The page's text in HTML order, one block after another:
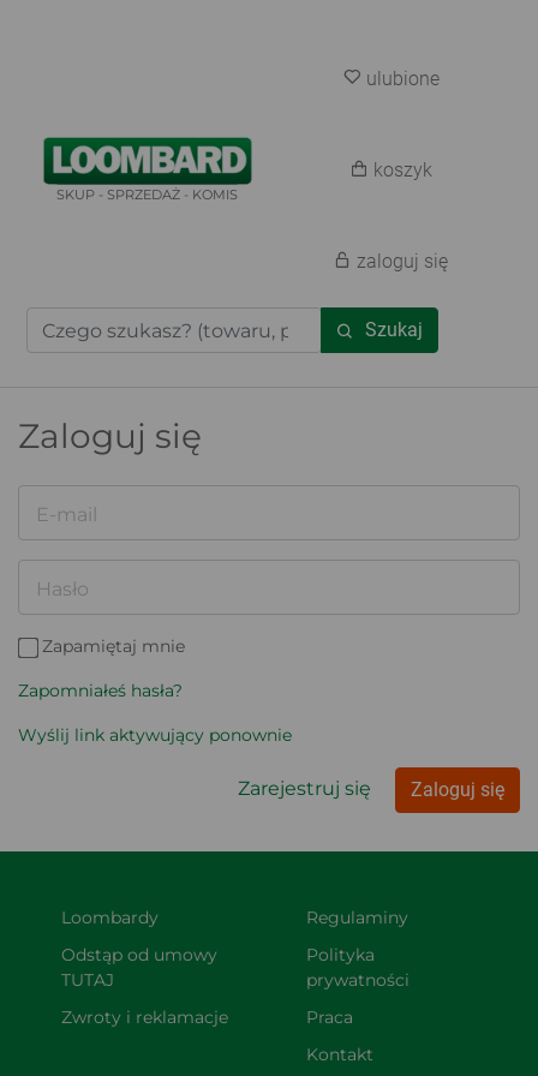
SKUP - SPRZEDAŻ - KOMIS
Szukaj
ulubione
koszyk
zaloguj się
Zaloguj się
E-mail
Hasło
Zapamiętaj mnie
Zapomniałeś hasła?
Wyślij link aktywujący ponownie
Zarejestruj się Zaloguj się
Loombardy
Odstąp od umowy
TUTAJ
Zwroty i reklamacje
Regulaminy
Polityka
prywatności
Praca
Kontakt